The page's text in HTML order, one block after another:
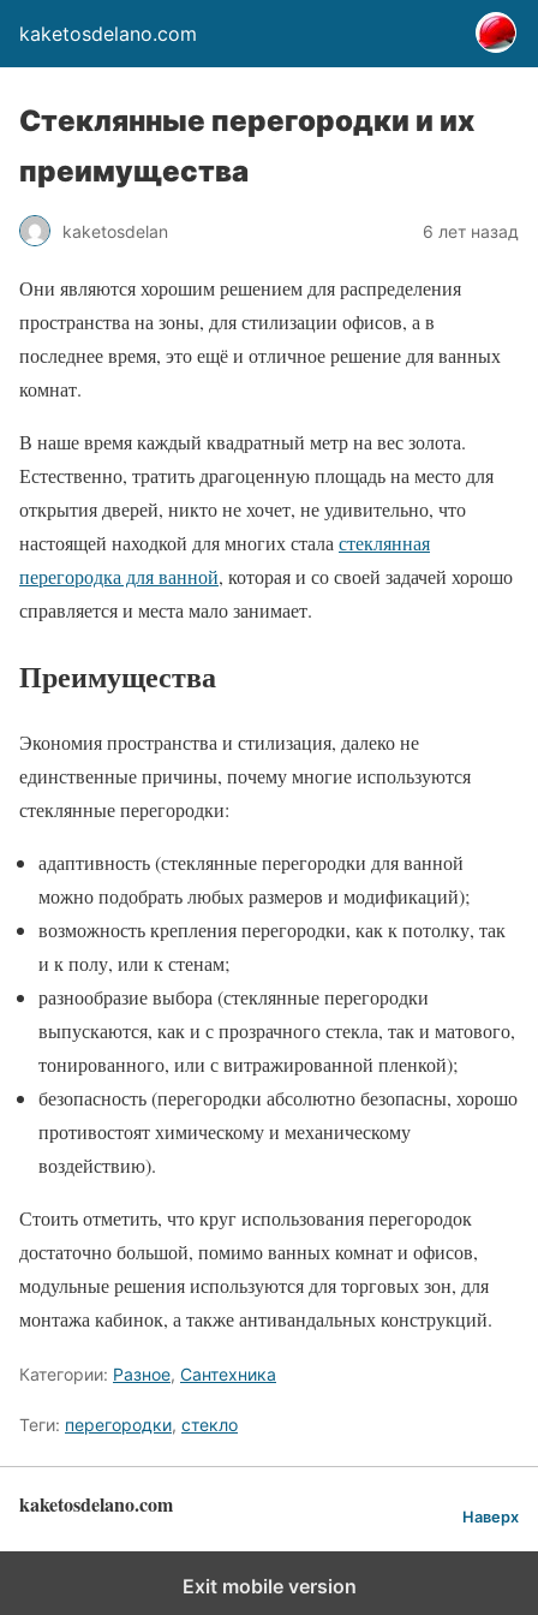
kaketosdelano.com
Стеклянные перегородки и их
преимущества
kaketosdelan 6 лет назад
Они являются хорошим решением для распределения
пространства на зоны, для стилизации офисов, а в
последнее время, это ещё и отличное решение для ванных
комнат.
В наше время каждый квадратный метр на вес золота.
Естественно, тратить драгоценную площадь на место для
открытия дверей, никто не хочет, не удивительно, что
настоящей находкой для многих стала стеклянная
перегородка для ванной, которая и со своей задачей хорошо
справляется и места мало занимает.
Преимущества
Экономия пространства и стилизация, далеко не
единственные причины, почему многие используются
стеклянные перегородки:
адаптивность (стеклянные перегородки для ванной
можно подобрать любых размеров и модификаций);
возможность крепления перегородки, как к потолку, так
и к полу, или к стенам;
разнообразие выбора (стеклянные перегородки
выпускаются, как и с прозрачного стекла, так и матового,
тонированного, или с витражированной пленкой);
безопасность (перегородки абсолютно безопасны, хорошо
противостоят химическому и механическому
воздействию).
Стоить отметить, что круг использования перегородок
достаточно большой, помимо ванных комнат и офисов,
модульные решения используются для торговых зон, для
монтажа кабинок, а также антивандальных конструкций.
Категории: Разное, Сантехника
Теги: перегородки, стекло
kaketosdelano.com Наверх
Exit mobile version